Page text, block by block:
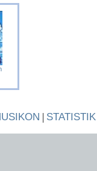
| STATISTIK